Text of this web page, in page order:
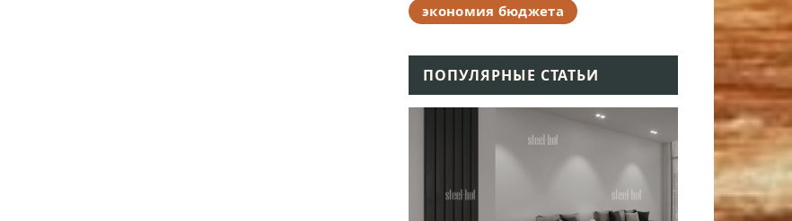
экономия бюджета
ПОПУЛЯРНЫЕ СТАТЬИ